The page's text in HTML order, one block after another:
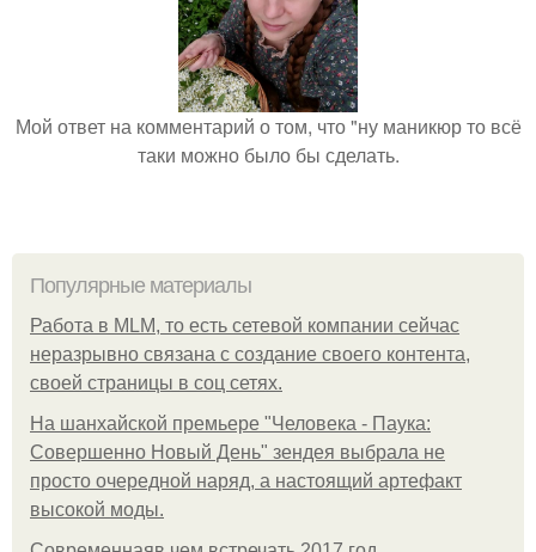
Мой ответ на комментарий о том, что "ну маникюр то всё
таки можно было бы сделать.
Популярные материалы
Работа в MLM, то есть сетевой компании сейчас
неразрывно связана с создание своего контента,
своей страницы в соц сетях.
На шанхайской премьере "Человека - Паука:
Совершенно Новый День" зендея выбрала не
просто очередной наряд, а настоящий артефакт
высокой моды.